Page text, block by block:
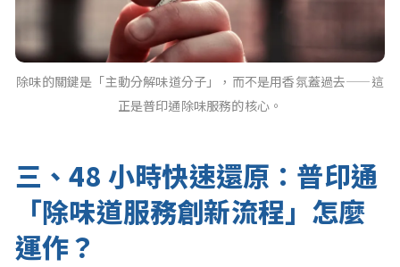
除味的關鍵是「主動分解味道分子」，而不是用香氛蓋過去——這
正是普印通除味服務的核心。
三、48 小時快速還原：普印通
「除味道服務創新流程」怎麼
運作？